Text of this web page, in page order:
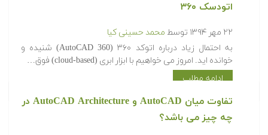
اتودسک ۳۶۰
۲۲ مهر ۱۳۹۴ توسط محمد حسینی کیا
به احتمال زیاد درباره اتوکد ۳۶۰ (AutoCAD 360) شنیده و
خوانده اید. امروز می خواهیم با ابزار ابری (cloud-based) فوق…
ادامه مطلب
تفاوت میان AutoCAD و AutoCAD Architecture در
چه چیز می باشد؟